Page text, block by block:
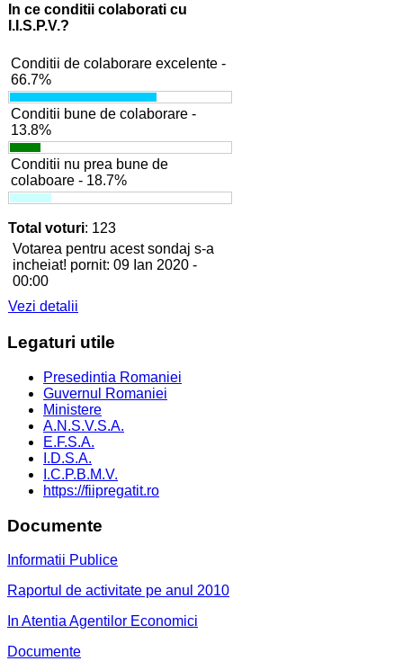
In ce conditii colaborati cu
I.I.S.P.V.?
Conditii de colaborare excelente -
66.7%
Conditii bune de colaborare -
13.8%
Conditii nu prea bune de
colaboare - 18.7%
Total voturi: 123
Votarea pentru acest sondaj s-a
incheiat! pornit: 09 Ian 2020 -
00:00
Vezi detalii
Legaturi utile
Presedintia Romaniei
Guvernul Romaniei
Ministere
A.N.S.V.S.A.
E.F.S.A.
I.D.S.A.
I.C.P.B.M.V.
https://fiipregatit.ro
Documente
Informatii Publice
Raportul de activitate pe anul 2010
In Atentia Agentilor Economici
Documente